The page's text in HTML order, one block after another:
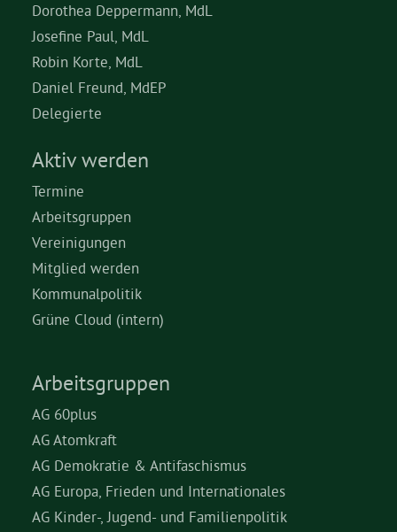
Dorothea Deppermann, MdL
Josefine Paul, MdL
Robin Korte, MdL
Daniel Freund, MdEP
Delegierte
Aktiv werden
Termine
Arbeitsgruppen
Vereinigungen
Mitglied werden
Kommunalpolitik
Grüne Cloud (intern)
Arbeitsgruppen
AG 60plus
AG Atomkraft
AG Demokratie & Antifaschismus
AG Europa, Frieden und Internationales
AG Kinder-, Jugend- und Familienpolitik